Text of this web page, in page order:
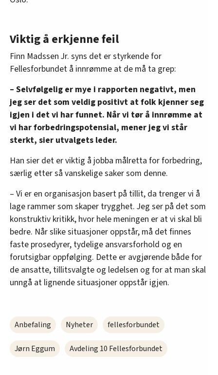
Viktig å erkjenne feil
Finn Madssen Jr. syns det er styrkende for
Fellesforbundet å innrømme at de må ta grep:
– Selvfølgelig er mye i rapporten negativt, men
jeg ser det som veldig positivt at folk kjenner seg
igjen i det vi har funnet. Når vi tør å innrømme at
vi har forbedringspotensial, mener jeg vi står
sterkt, sier utvalgets leder.
Han sier det er viktig å jobba målretta for forbedring,
særlig etter så vanskelige saker som denne.
– Vi er en organisasjon basert på tillit, da trenger vi å
lage rammer som skaper trygghet. Jeg ser på det som
konstruktiv kritikk, hvor hele meningen er at vi skal bli
bedre. Når slike situasjoner oppstår, må det finnes
faste prosedyrer, tydelige ansvarsforhold og en
forutsigbar oppfølging. Dette er avgjørende både for
de ansatte, tillitsvalgte og ledelsen og for at man skal
unngå at lignende situasjoner oppstår igjen.
Anbefaling Nyheter fellesforbundet
Jørn Eggum Avdeling 10 Fellesforbundet